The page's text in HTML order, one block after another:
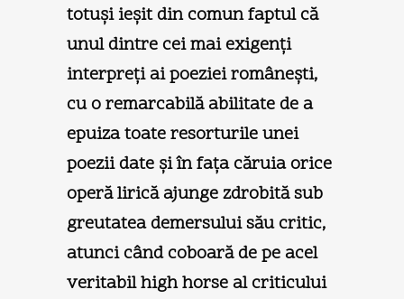
totuşi ieşit din comun faptul că
unul dintre cei mai exigenţi
interpreţi ai poeziei româneşti,
cu o remarcabilă abilitate de a
epuiza toate resorturile unei
poezii date şi în faţa căruia orice
operă lirică ajunge zdrobită sub
greutatea demersului său critic,
atunci când coboară de pe acel
veritabil high horse al criticului